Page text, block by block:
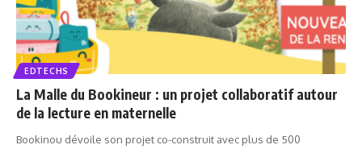
EDTECHS
La Malle du Bookineur : un projet collaboratif autour
de la lecture en maternelle
Bookinou dévoile son projet co-construit avec plus de 500